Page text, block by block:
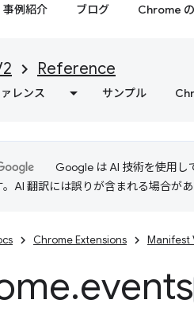
事例紹介 ブログ Chrome
Reference
レンス サンプル
Google は AI 技術を使用し
AI 翻訳には誤りが含まれる場合があ
Chrome Extensions Manifest
.events